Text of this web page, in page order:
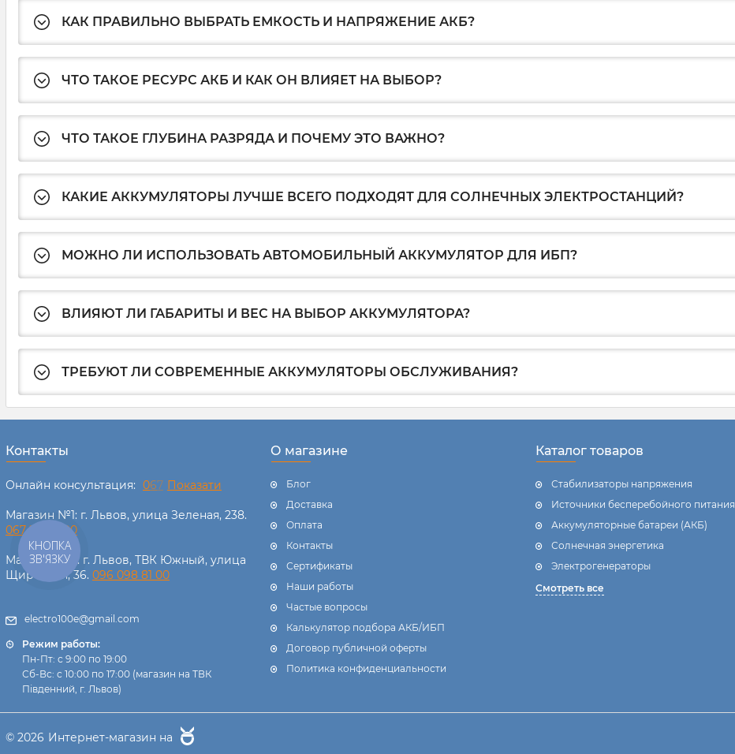
КАК ПРАВИЛЬНО ВЫБРАТЬ ЕМКОСТЬ И НАПРЯЖЕНИЕ АКБ?
ЧТО ТАКОЕ РЕСУРС АКБ И КАК ОН ВЛИЯЕТ НА ВЫБОР?
ЧТО ТАКОЕ ГЛУБИНА РАЗРЯДА И ПОЧЕМУ ЭТО ВАЖНО?
КАКИЕ АККУМУЛЯТОРЫ ЛУЧШЕ ВСЕГО ПОДХОДЯТ ДЛЯ СОЛНЕЧНЫХ ЭЛЕКТРОСТАНЦИЙ?
МОЖНО ЛИ ИСПОЛЬЗОВАТЬ АВТОМОБИЛЬНЫЙ АККУМУЛЯТОР ДЛЯ ИБП?
ВЛИЯЮТ ЛИ ГАБАРИТЫ И ВЕС НА ВЫБОР АККУМУЛЯТОРА?
ТРЕБУЮТ ЛИ СОВРЕМЕННЫЕ АККУМУЛЯТОРЫ ОБСЛУЖИВАНИЯ?
Контакты
Онлайн консультация: 067 Показати
Магазин №1: г. Львов, улица Зеленая, 238.
067 238 11 00
Магазин №2: г. Львов, ТВК Южный, улица
Щирецкая, 36. 096 098 81 00
electro100e@gmail.com
Режим работы:
Пн-Пт: с 9:00 по 19:00
Сб-Вс: с 10:00 по 17:00 (магазин на ТВК
Південний, г. Львов)
О магазине
Блог
Доставка
Оплата
Контакты
Сертификаты
Наши работы
Частые вопросы
Калькулятор подбора АКБ/ИБП
Договор публичной оферты
Политика конфиденциальности
Каталог товаров
Стабилизаторы напряжения
Источники бесперебойного питания
Аккумуляторные батареи (АКБ)
Солнечная энергетика
Электрогенераторы
Смотреть все
© 2026 Интернет-магазин на
КНОПКА
ЗВ'ЯЗКУ